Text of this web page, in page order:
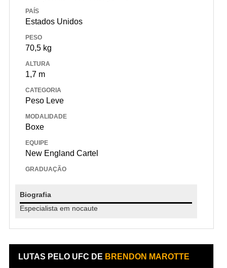
PAÍS
Estados Unidos
PESO
70,5 kg
ALTURA
1,7 m
CATEGORIA
Peso Leve
MODALIDADE
Boxe
EQUIPE
New England Cartel
GRADUAÇÃO
Biografia
Especialista em nocaute
LUTAS PELO UFC DE BRENDON MAROTTE